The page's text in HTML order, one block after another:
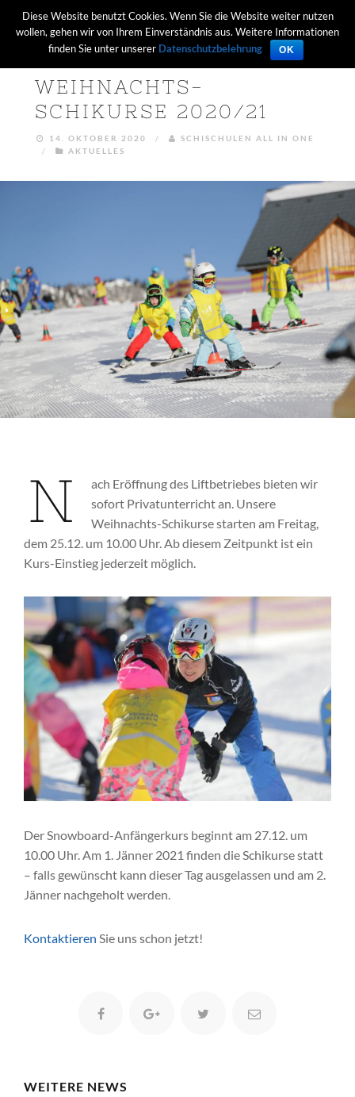
WEIHNACHTS-
SCHIKURSE 2020/21
14. OKTOBER 2020 /
SCHISCHULEN ALL IN ONE
/
AKTUELLES
N
ach Eröffnung des Liftbetriebes bieten wir
sofort Privatunterricht an. Unsere
Weihnachts-Schikurse starten am Freitag,
dem 25.12. um 10.00 Uhr. Ab diesem Zeitpunkt ist ein
Kurs-Einstieg jederzeit möglich.
Der Snowboard-Anfängerkurs beginnt am 27.12. um
10.00 Uhr. Am 1. Jänner 2021 finden die Schikurse statt
– falls gewünscht kann dieser Tag ausgelassen und am 2.
Jänner nachgeholt werden.
Kontaktieren Sie uns schon jetzt!
WEITERE NEWS
Diese Website benutzt Cookies. Wenn Sie die Website weiter nutzen
wollen, gehen wir von Ihrem Einverständnis aus. Weitere Informationen
finden Sie unter unserer Datenschutzbelehrung OK